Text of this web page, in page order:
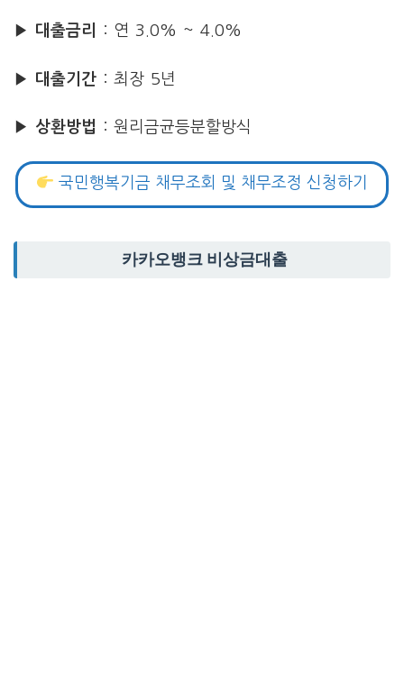
▶ 대출금리 : 연 3.0% ~ 4.0%
▶ 대출기간: 최장 5년
▶ 상환방법 : 원리금균등분할방식
국민행복기금 채무조회 및 채무조정 신청하기
카카오뱅크 비상금대출